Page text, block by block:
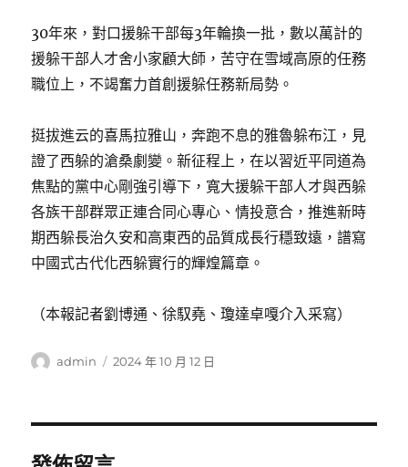
30年來，對口援躲干部每3年輪換一批，數以萬計的
援躲干部人才舍小家顧大師，苦守在雪域高原的任務
職位上，不竭奮力首創援躲任務新局勢。
挺拔進云的喜馬拉雅山，奔跑不息的雅魯躲布江，見
證了西躲的滄桑劇變。新征程上，在以習近平同道為
焦點的黨中心剛強引導下，寬大援躲干部人才與西躲
各族干部群眾正連合同心專心、情投意合，推進新時
期西躲長治久安和高東西的品質成長行穩致遠，譜寫
中國式古代化西躲實行的輝煌篇章。
（本報記者劉博通、徐馭堯、瓊達卓嘎介入采寫）
作
admin
發
2024 年 10 月 12 日